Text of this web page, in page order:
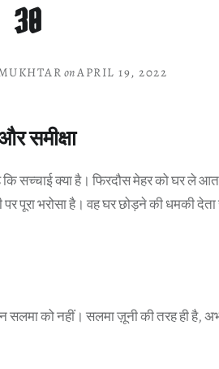
30
onAPRIL 19, 2022
समीक्षा
सच्चाई क्या है। फिरदौस मेहर को घर ले
पूरा भरोसा है। वह घर छोड़ने की धमकी
को नहीं। सलमा ज़ूनी की तरह ही है,